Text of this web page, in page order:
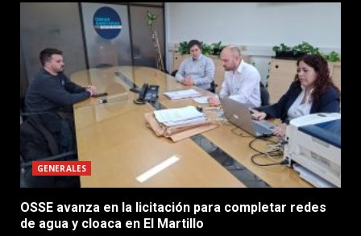
GENERALES
OSSE avanza en la licitación para completar redes
de agua y cloaca en El Martillo